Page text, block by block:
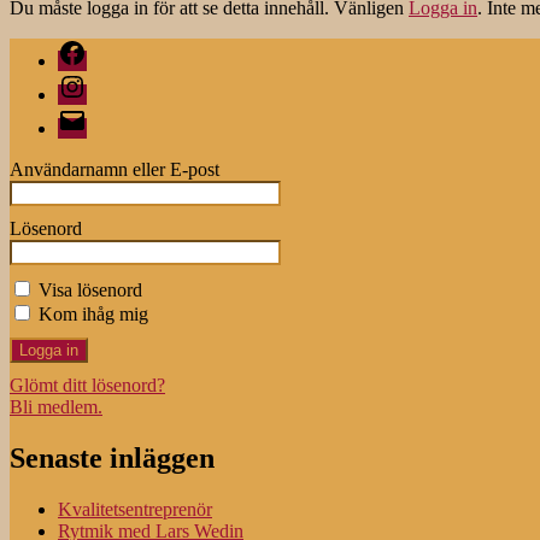
Du måste logga in för att se detta innehåll. Vänligen Logga in. Inte
Facebook
Instagram
E-
post
Användarnamn eller E-post
Lösenord
Visa lösenord
Kom ihåg mig
Glömt ditt lösenord?
Bli medlem.
Senaste inläggen
Kvalitetsentreprenör
Rytmik med Lars Wedin